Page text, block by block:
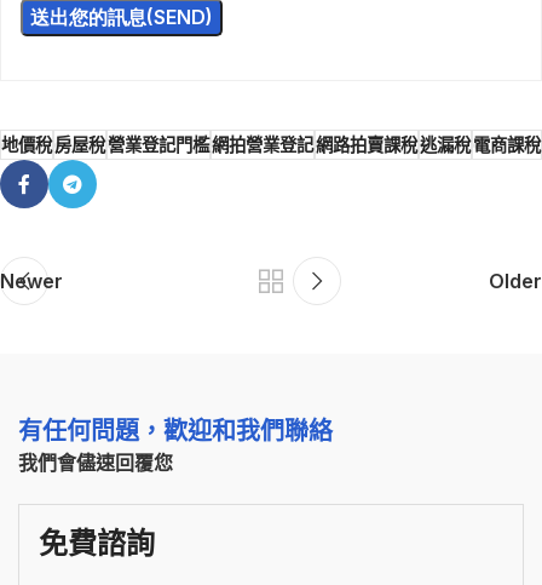
地價稅房屋稅營業登記門檻網拍營業登記網路拍賣課稅逃漏稅電商課稅
Newer Older
有任何問題，歡迎和我們聯絡
我們會儘速回覆您
免費諮詢